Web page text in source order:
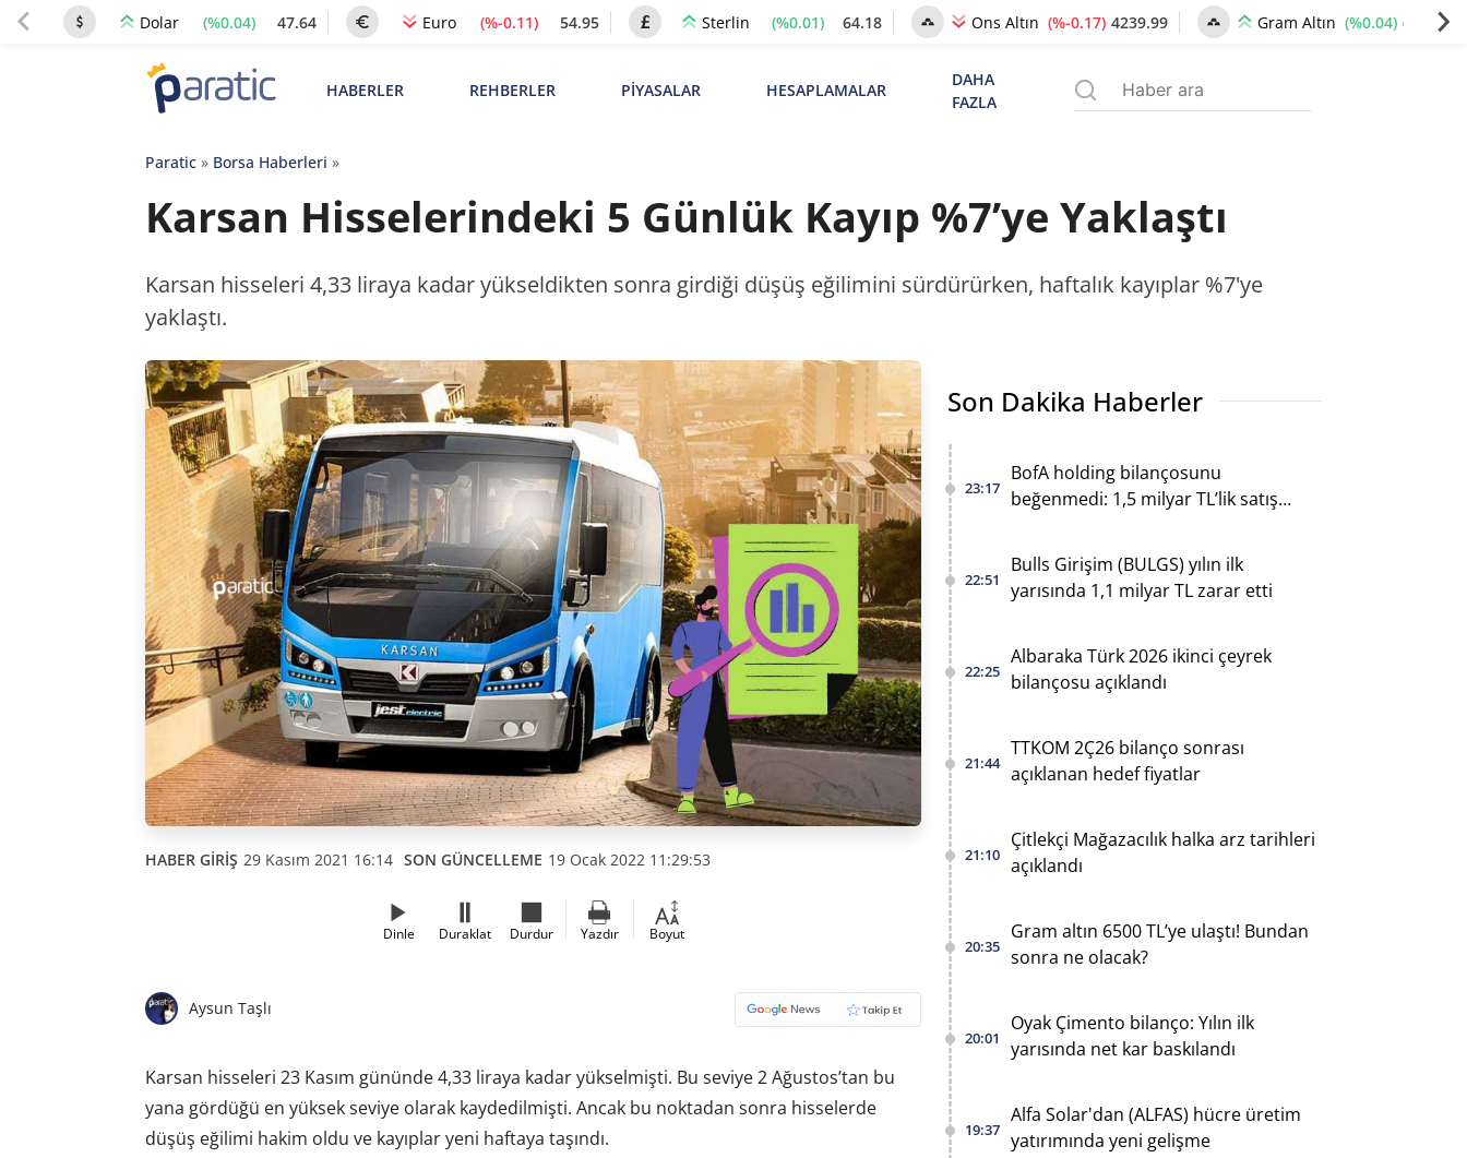
Dolar (%0.04) 47.64 Euro (%-0.11) 54.95 Sterlin (%0.01) 64.18 Ons Altın (%-0.17) 4239.99 Gram Altın (%0.04) 6495.06
HABERLER REHBERLER PİYASALAR HESAPLAMALAR
DAHA
FAZLA
Paratic» Borsa Haberleri »
Karsan Hisselerindeki 5 Günlük Kayıp %7’ye Yaklaştı
Karsan hisseleri 4,33 liraya kadar yükseldikten sonra girdiği düşüş eğilimini sürdürürken, haftalık kayıplar %7'ye
yaklaştı.
HABER GİRİŞ 29 Kasım 2021 16:14 SON GÜNCELLEME 19 Ocak 2022 11:29:53
Dinle Duraklat Durdur Yazdır Boyut
Aysun Taşlı
Karsan hisseleri 23 Kasım gününde 4,33 liraya kadar yükselmişti. Bu seviye 2 Ağustos’tan bu
yana gördüğü en yüksek seviye olarak kaydedilmişti. Ancak bu noktadan sonra hisselerde
düşüş eğilimi hakim oldu ve kayıplar yeni haftaya taşındı.
Son Dakika Haberler
23:17
BofA holding bilançosunu
beğenmedi: 1,5 milyar TL’lik satış
22:51
Bulls Girişim (BULGS) yılın ilk
yarısında 1,1 milyar TL zarar etti
22:25
Albaraka Türk 2026 ikinci çeyrek
bilançosu açıklandı
21:44
TTKOM 2Ç26 bilanço sonrası
açıklanan hedef fiyatlar
21:10
Çitlekçi Mağazacılık halka arz tarihleri
açıklandı
20:35
Gram altın 6500 TL’ye ulaştı! Bundan
sonra ne olacak?
20:01
Oyak Çimento bilanço: Yılın ilk
yarısında net kar baskılandı
19:37
Alfa Solar'dan (ALFAS) hücre üretim
yatırımında yeni gelişme